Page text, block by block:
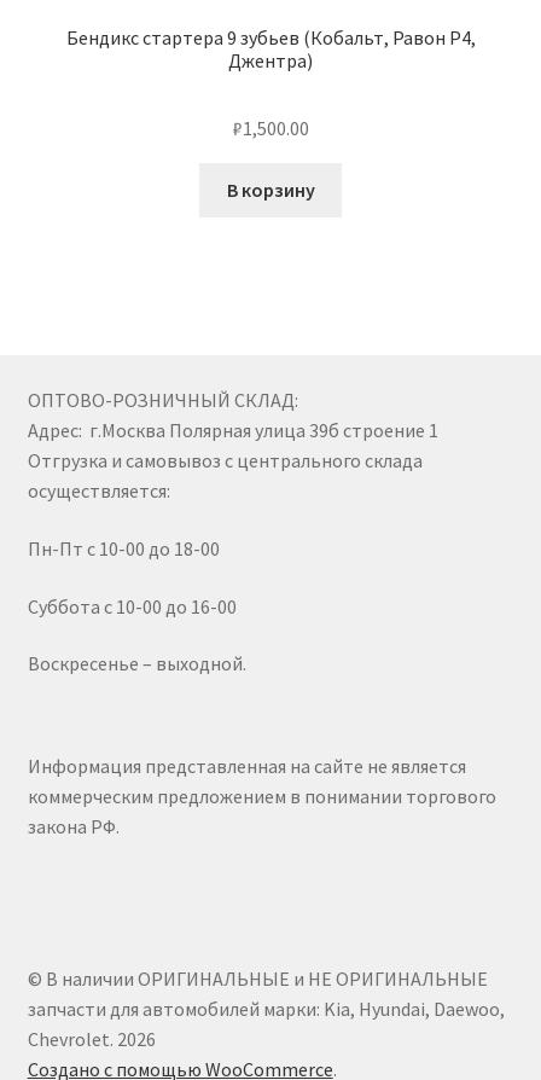
Бендикс стартера 9 зубьев (Кобальт, Равон Р4,
Джентра)
₽1,500.00
В корзину
ОПТОВО-РОЗНИЧНЫЙ СКЛАД:
Адрес: г.Москва Полярная улица 39б строение 1
Отгрузка и самовывоз с центрального склада
осуществляется:
Пн-Пт с 10-00 до 18-00
Суббота с 10-00 до 16-00
Воскресенье – выходной.
Информация представленная на сайте не является
коммерческим предложением в понимании торгового
закона РФ.
© В наличии ОРИГИНАЛЬНЫЕ и НЕ ОРИГИНАЛЬНЫЕ
запчасти для автомобилей марки: Kia, Hyundai, Daewoo,
Chevrolet. 2026
Создано с помощью WooCommerce.